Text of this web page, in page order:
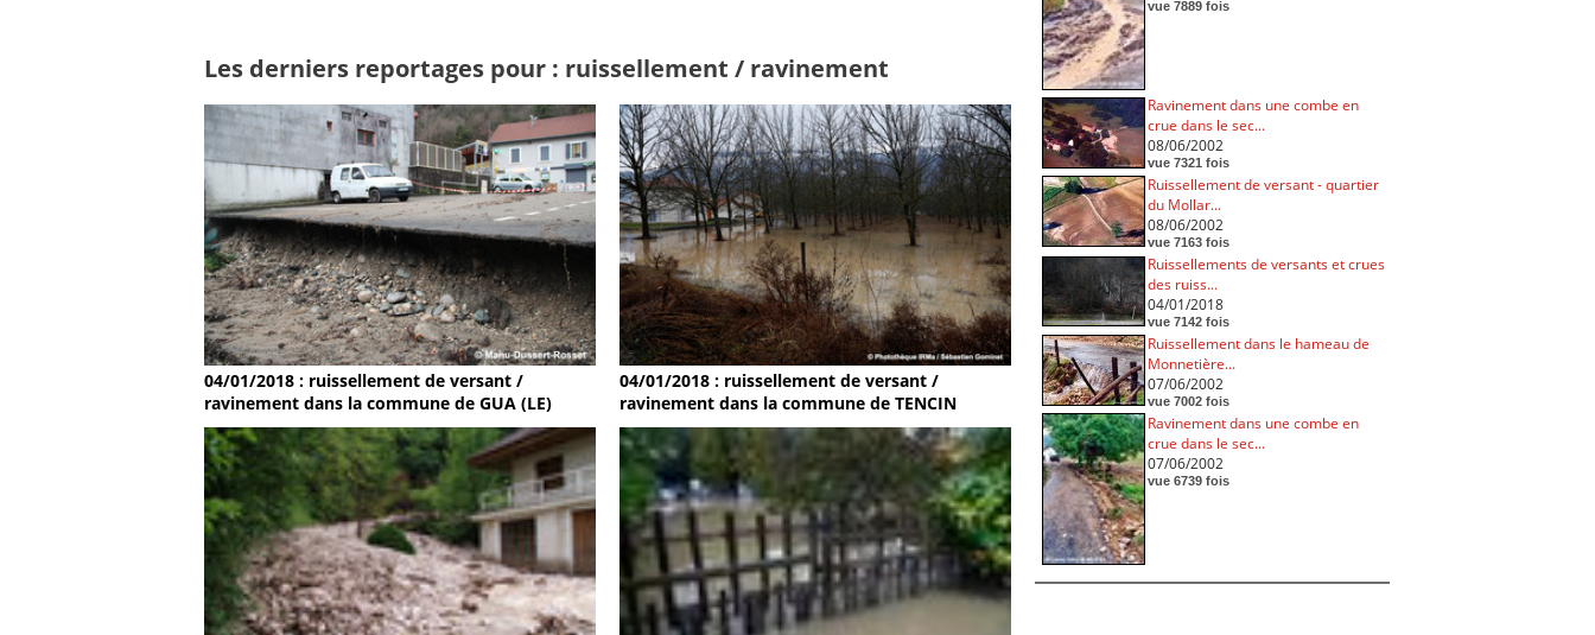
Les derniers reportages pour : ruissellement / ravinement
04/01/2018 : ruissellement de versant /
ravinement dans la commune de GUA (LE)
04/01/2018 : ruissellement de versant /
ravinement dans la commune de TENCIN
vue 7889 fois
Ravinement dans une combe en
crue dans le sec...
08/06/2002
vue 7321 fois
Ruissellement de versant - quartier
du Mollar...
08/06/2002
vue 7163 fois
Ruissellements de versants et crues
des ruiss...
04/01/2018
vue 7142 fois
Ruissellement dans le hameau de
Monnetière...
07/06/2002
vue 7002 fois
Ravinement dans une combe en
crue dans le sec...
07/06/2002
vue 6739 fois